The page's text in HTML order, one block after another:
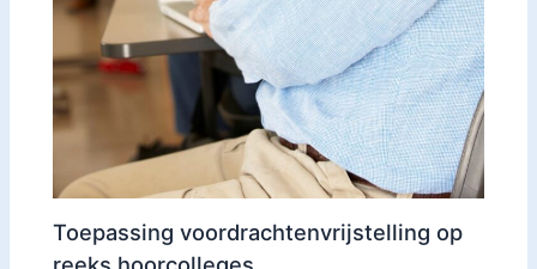
Toepassing voordrachtenvrijstelling op